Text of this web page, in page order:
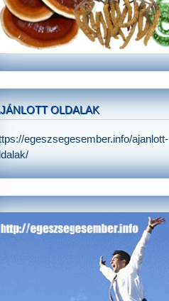
OLDALAK
egeszsegesember.info/ajanlott-